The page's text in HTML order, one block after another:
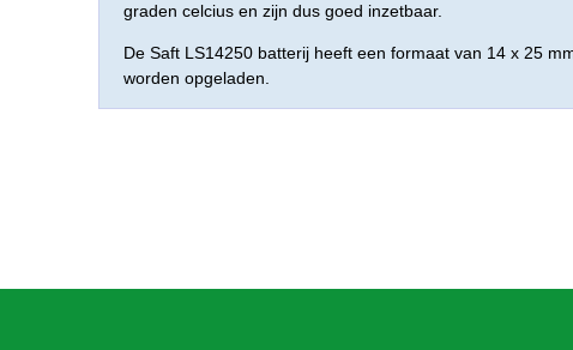
graden celcius en zijn dus goed inzetbaar.
De Saft LS14250 batterij heeft een formaat van 14 x 25
worden opgeladen.